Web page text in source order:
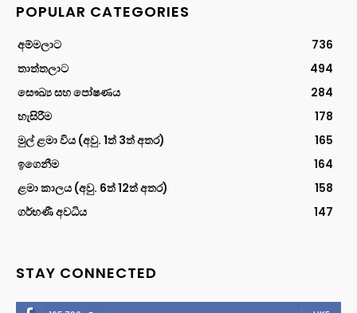
POPULAR CATEGORIES
අම්මලාට
736
තාත්තලාට
494
සෞඛ්‍ය සහ පෝෂණය
284
හැසිරීම
178
මුල් ළමා විය (අවු. 1ත් 3ත් අතර)
165
ඉගෙනීම
164
ළමා කාලය (අවු. 6ත් 12ත් අතර)
158
ගර්භණී අවධිය
147
STAY CONNECTED